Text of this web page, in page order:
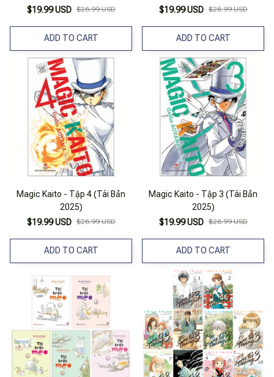
$19.99 USD $26.99 USD
ADD TO CART
$19.99 USD $26.99 USD
ADD TO CART
Magic Kaito - Tập 4 (Tái Bản
2025)
$19.99 USD $26.99 USD
ADD TO CART
Magic Kaito - Tập 3 (Tái Bản
2025)
$19.99 USD $26.99 USD
ADD TO CART